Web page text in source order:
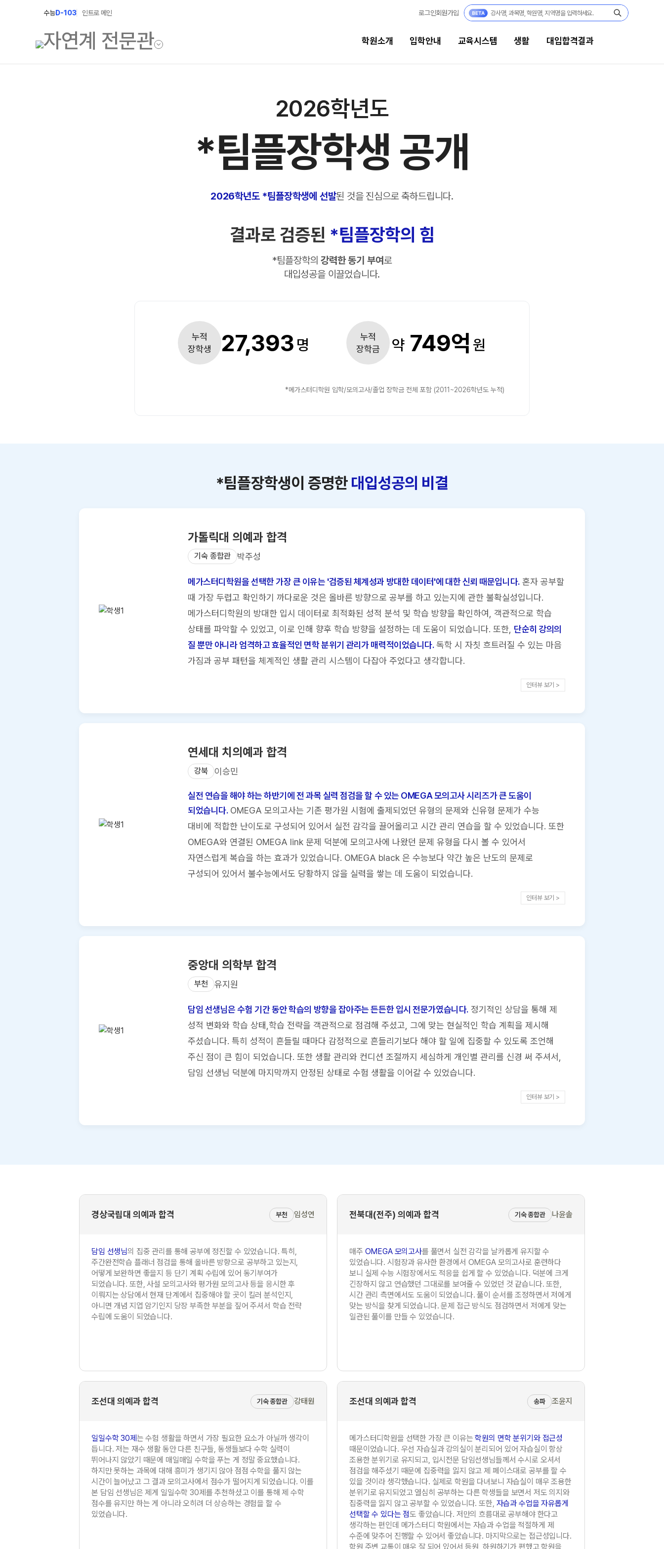
수능D-103 인트로 메인 로그인회원가입
학원소개 입학안내 교육시스템 생활 대입합격결과
2027 윈터플러스
2027 상위권 독학반
교육시스템
학습 콘텐츠 한눈에 보기
OMEGA 모의고사
전국 대단위 실전 모의고사
메가X대성 더 프리미엄 모의고사
수학 아이젠
2026 수능 적중 문항
메가 스마트 리포트
연간학사일정
맛있는급식
2026학년도
*팀플장학생 공개
2026학년도 *팀플장학생에 선발된 것을 진심으로 축하드립니다.
결과로 검증된 *팀플장학의 힘
*팀플장학의강력한 동기 부여로
대입성공을 이끌었습니다.
누적
장학생
27,393 명
누적
장학금
약 749억 원
*메가스터디학원 입학/모의고사/졸업 장학금 전체 포함 (2011~2026학년도 누적)
*팀플장학생이 증명한 대입성공의 비결
가톨릭대 의예과 합격
기숙 종합관 박주성
메가스터디학원을 선택한 가장 큰 이유는 '검증된 체계성과 방대한 데이터'에 대한 신뢰 때문입니다.혼자 공부할
때 가장 두렵고 확인하기 까다로운 것은 올바른 방향으로 공부를 하고 있는지에 관한 불확실성입니다.
메가스터디학원의 방대한 입시 데이터로 최적화된 성적 분석 및 학습 방향을 확인하여, 객관적으로 학습
상태를 파악할 수 있었고, 이로 인해 향후 학습 방향을 설정하는 데 도움이 되었습니다. 또한, 단순히 강의의
질 뿐만 아니라 엄격하고 효율적인 면학 분위기 관리가 매력적이었습니다.독학 시 자칫 흐트러질 수 있는 마음
가짐과 공부 패턴을 체계적인 생활 관리 시스템이 다잡아 주었다고 생각합니다.
인터뷰 보기 >
연세대 치의예과 합격
강북 이승민
실전 연습을 해야 하는 하반기에 전 과목 실력 점검을 할 수 있는 OMEGA 모의고사 시리즈가 큰 도움이
되었습니다.OMEGA 모의고사는 기존 평가원 시험에 출제되었던 유형의 문제와 신유형 문제가 수능
대비에 적합한 난이도로 구성되어 있어서 실전 감각을 끌어올리고 시간 관리 연습을 할 수 있었습니다. 또한
OMEGA와 연결된 OMEGA link 문제 덕분에 모의고사에 나왔던 문제 유형을 다시 볼 수 있어서
자연스럽게 복습을 하는 효과가 있었습니다. OMEGA black 은 수능보다 약간 높은 난도의 문제로
구성되어 있어서 불수능에서도 당황하지 않을 실력을 쌓는 데 도움이 되었습니다.
인터뷰 보기 >
중앙대 의학부 합격
부천 유지원
담임 선생님은 수험 기간 동안 학습의 방향을 잡아주는 든든한 입시 전문가였습니다.정기적인 상담을 통해 제
성적 변화와 학습 상태,학습 전략을 객관적으로 점검해 주셨고, 그에 맞는 현실적인 학습 계획을 제시해
주셨습니다. 특히 성적이 흔들릴 때마다 감정적으로 흔들리기보다 해야 할 일에 집중할 수 있도록 조언해
주신 점이 큰 힘이 되었습니다. 또한 생활 관리와 컨디션 조절까지 세심하게 개인별 관리를 신경 써 주셔서,
담임 선생님 덕분에 마지막까지 안정된 상태로 수험 생활을 이어갈 수 있었습니다.
인터뷰 보기 >
경상국립대 의예과 합격 부천 임성연
담임 선생님의 집중 관리를 통해 공부에 정진할 수 있었습니다. 특히,
주간완전학습 플래너 점검을 통해 올바른 방향으로 공부하고 있는지,
어떻게 보완하면 좋을지 등 단기 계획 수립에 있어 동기부여가
되었습니다. 또한, 사설 모의고사와 평가원 모의고사 등을 응시한 후
이뤄지는 상담에서 현재 단계에서 집중해야 할 곳이 킬러 분석인지,
아니면 개념 지엽 암기인지 당장 부족한 부분을 짚어 주셔서 학습 전략
수립에 도움이 되었습니다.
전북대(전주) 의예과 합격 기숙 종합관 나윤솔
매주 OMEGA 모의고사를 풀면서 실전 감각을 날카롭게 유지할 수
있었습니다. 시험장과 유사한 환경에서 OMEGA 모의고사로 훈련하다
보니 실제 수능 시험장에서도 적응을 쉽게 할 수 있었습니다. 덕분에 크게
긴장하지 않고 연습했던 그대로를 보여줄 수 있었던 것 같습니다. 또한,
시간 관리 측면에서도 도움이 되었습니다. 풀이 순서를 조정하면서 저에게
맞는 방식을 찾게 되었습니다. 문제 접근 방식도 점검하면서 저에게 맞는
일관된 풀이를 만들 수 있었습니다.
조선대 의예과 합격 기숙 종합관 강태원
일일수학 30제는 수험 생활을 하면서 가장 필요한 요소가 아닐까 생각이
듭니다. 저는 재수 생활 동안 다른 친구들, 동생들보다 수학 실력이
뛰어나지 않았기 때문에 매일매일 수학을 푸는 게 정말 중요했습니다.
하지만 못하는 과목에 대해 흥미가 생기지 않아 점점 수학을 풀지 않는
시간이 늘어났고 그 결과 모의고사에서 점수가 떨어지게 되었습니다. 이를
본 담임 선생님은 제게 일일수학 30제를 추천하셨고 이를 통해 제 수학
점수를 유지만 하는 게 아니라 오히려 더 상승하는 경험을 할 수
있었습니다.
조선대 의예과 합격 송파 조윤지
메가스터디학원을 선택한 가장 큰 이유는학원의 면학 분위기와 접근성
때문이었습니다. 우선 자습실과 강의실이 분리되어 있어 자습실이 항상
조용한 분위기로 유지되고, 입시전문 담임선생님들께서 수시로 오셔서
점검을 해주셨기 때문에 집중력을 잃지 않고 제 페이스대로 공부를 할 수
있을 것이라 생각했습니다. 실제로 학원을 다녀보니 자습실이 매우 조용한
분위기로 유지되었고 열심히 공부하는 다른 학생들을 보면서 저도 의지와
집중력을 잃지 않고 공부할 수 있었습니다. 또한, 자습과 수업을 자유롭게
선택할 수 있다는 점도 좋았습니다. 저만의 흐름대로 공부해야 한다고
생각하는 편인데 메가스터디 학원에서는 자습과 수업을 적절하게 제
수준에 맞추어 진행할 수 있어서 좋았습니다. 마지막으로는 접근성입니다.
학원 주변 교통이 매우 잘 되어 있어서 등원, 하원하기가 편했고 학원을